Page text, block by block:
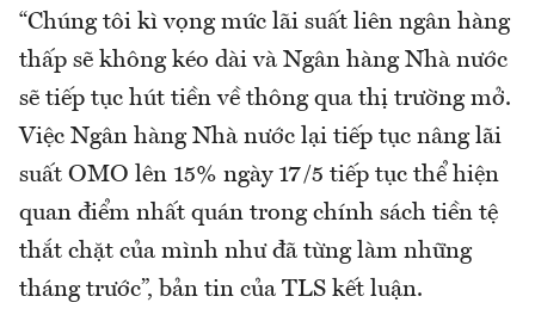
“Chúng tôi kì vọng mức lãi suất liên ngân hàng
thấp sẽ không kéo dài và Ngân hàng Nhà nước
sẽ tiếp tục hút tiền về thông qua thị trường mở.
Việc Ngân hàng Nhà nước lại tiếp tục nâng lãi
suất OMO lên 15% ngày 17/5 tiếp tục thể hiện
quan điểm nhất quán trong chính sách tiền tệ
thắt chặt của mình như đã từng làm những
tháng trước”, bản tin của TLS kết luận.